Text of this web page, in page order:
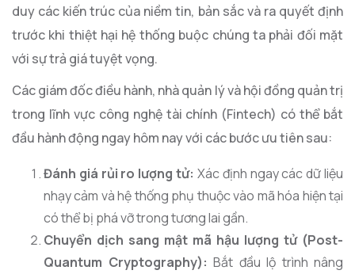
duy các kiến trúc của niềm tin, bản sắc và ra quyết định
trước khi thiệt hại hệ thống buộc chúng ta phải đối mặt
với sự trả giá tuyệt vọng.
Các giám đốc điều hành, nhà quản lý và hội đồng quản trị
trong lĩnh vực công nghệ tài chính (Fintech) có thể bắt
đầu hành động ngay hôm nay với các bước ưu tiên sau:
Đánh giá rủi ro lượng tử: Xác định ngay các dữ liệu
nhạy cảm và hệ thống phụ thuộc vào mã hóa hiện tại
có thể bị phá vỡ trong tương lai gần.
Chuyển dịch sang mật mã hậu lượng tử (Post-
Quantum Cryptography): Bắt đầu lộ trình nâng